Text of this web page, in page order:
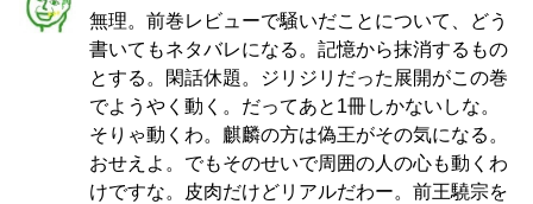
無理。前巻レビューで騒いだことについて、どう
書いてもネタバレになる。記憶から抹消するもの
とする。閑話休題。ジリジリだった展開がこの巻
でようやく動く。だってあと1冊しかないしな。
そりゃ動くわ。麒麟の方は偽王がその気になる。
おせえよ。でもそのせいで周囲の人の心も動くわ
けですな。皮肉だけどリアルだわー。前王驍宗を